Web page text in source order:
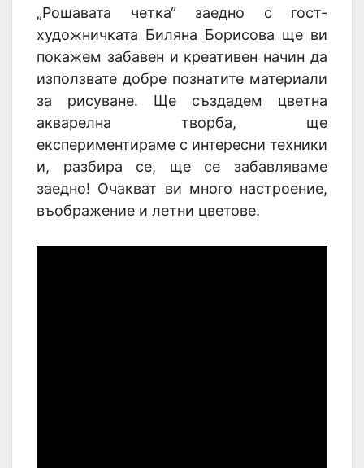
„Рошавата четка“ заедно с гост-
художничката Биляна Борисова ще ви
покажем забавен и креативен начин да
използвате добре познатите материали
за рисуване. Ще създадем цветна
акварелна творба, ще
експериментираме с интересни техники
и, разбира се, ще се забавляваме
заедно! Очакват ви много настроение,
въображение и летни цветове.